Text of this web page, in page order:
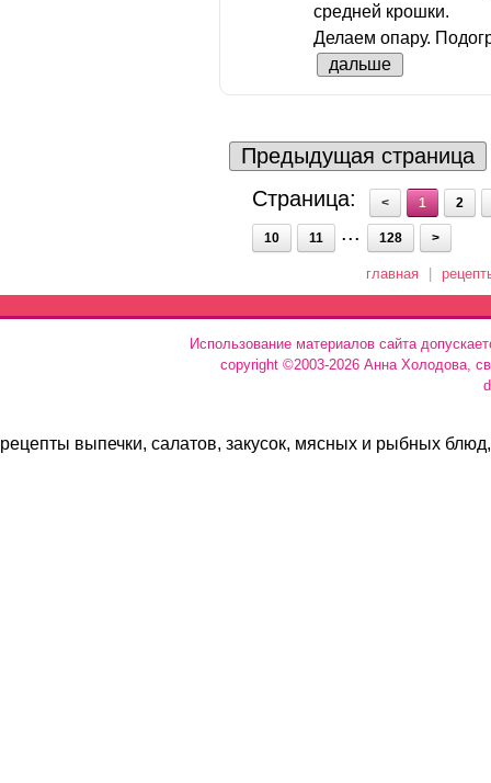
средней крошки.
Делаем опару.
дальше
Предыдущая страница
Страница:
< 1 2
10 11 ... 128 >
главная
Использование материалов сайта
copyright ©2003-2026 Анна Холодова,
рецепты выпечки, салатов, закусок, мясных и рыбных